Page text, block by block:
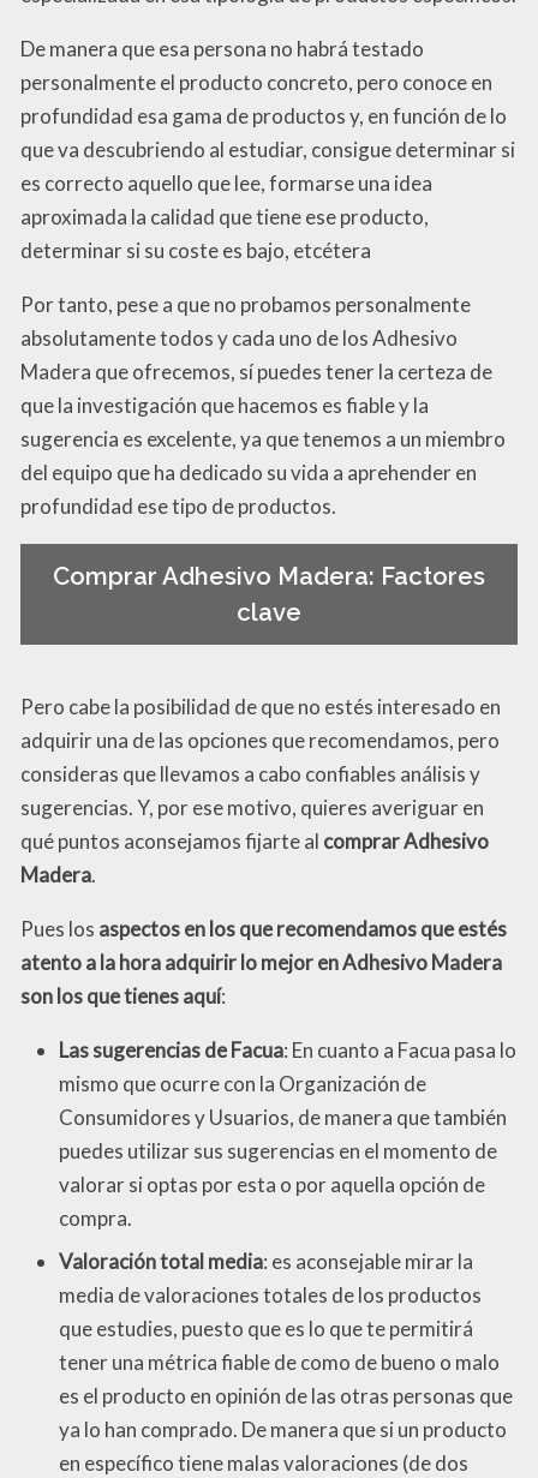
De manera que esa persona no habrá testado
personalmente el producto concreto, pero conoce en
profundidad esa gama de productos y, en función de lo
que va descubriendo al estudiar, consigue determinar si
es correcto aquello que lee, formarse una idea
aproximada la calidad que tiene ese producto,
determinar si su coste es bajo, etcétera
Por tanto, pese a que no probamos personalmente
absolutamente todos y cada uno de los Adhesivo
Madera que ofrecemos, sí puedes tener la certeza de
que la investigación que hacemos es fiable y la
sugerencia es excelente, ya que tenemos a un miembro
del equipo que ha dedicado su vida a aprehender en
profundidad ese tipo de productos.
Comprar Adhesivo Madera: Factores
clave
Pero cabe la posibilidad de que no estés interesado en
adquirir una de las opciones que recomendamos, pero
consideras que llevamos a cabo confiables análisis y
sugerencias. Y, por ese motivo, quieres averiguar en
qué puntos aconsejamos fijarte al comprar Adhesivo
Madera.
Pues los aspectos en los que recomendamos que estés
atento a la hora adquirir lo mejor en Adhesivo Madera
son los que tienes aquí:
Las sugerencias de Facua: En cuanto a Facua pasa lo
mismo que ocurre con la Organización de
Consumidores y Usuarios, de manera que también
puedes utilizar sus sugerencias en el momento de
valorar si optas por esta o por aquella opción de
compra.
Valoración total media: es aconsejable mirar la
media de valoraciones totales de los productos
que estudies, puesto que es lo que te permitirá
tener una métrica fiable de como de bueno o malo
es el producto en opinión de las otras personas que
ya lo han comprado. De manera que si un producto
en específico tiene malas valoraciones (de dos